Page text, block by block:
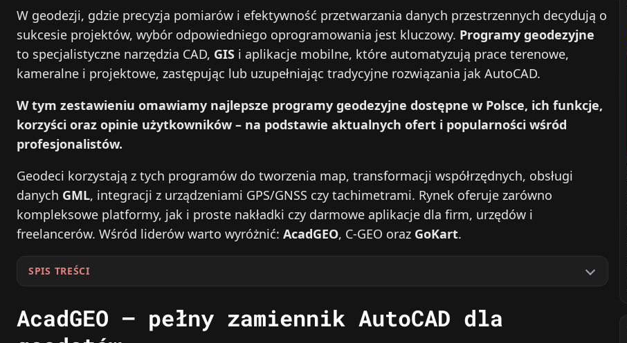
W geodezji, gdzie precyzja pomiarów i efektywność przetwarzania danych przestrzennych decydują o
sukcesie projektów, wybór odpowiedniego oprogramowania jest kluczowy. Programy geodezyjne
to specjalistyczne narzędzia CAD, GIS i aplikacje mobilne, które automatyzują prace terenowe,
kameralne i projektowe, zastępując lub uzupełniając tradycyjne rozwiązania jak AutoCAD.
W tym zestawieniu omawiamy najlepsze programy geodezyjne dostępne w Polsce, ich funkcje,
korzyści oraz opinie użytkowników – na podstawie aktualnych ofert i popularności wśród
profesjonalistów.
Geodeci korzystają z tych programów do tworzenia map, transformacji współrzędnych, obsługi
danych GML, integracji z urządzeniami GPS/GNSS czy tachimetrami. Rynek oferuje zarówno
kompleksowe platformy, jak i proste nakładki czy darmowe aplikacje dla firm, urzędów i
freelancerów. Wśród liderów warto wyróżnić: AcadGEO, C-GEO oraz GoKart.
SPIS TREŚCI
AcadGEO – pełny zamiennik AutoCAD dla